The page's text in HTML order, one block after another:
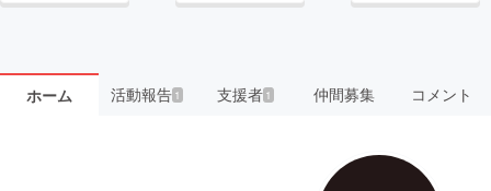
ホーム 活動報告1 支援者 1 仲間募集 コメント